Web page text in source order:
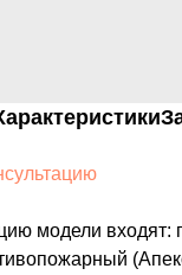
модели входят: